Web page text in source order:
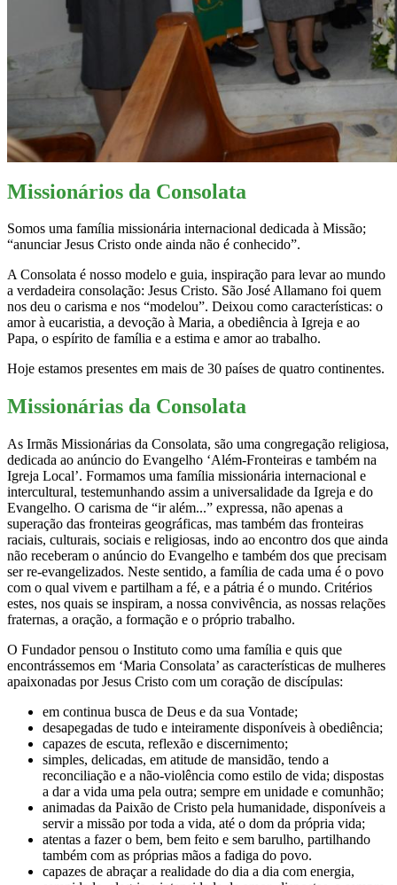
Missionários da Consolata
Somos uma família missionária internacional dedicada à Missão;
“anunciar Jesus Cristo onde ainda não é conhecido”.
A Consolata é nosso modelo e guia, inspiração para levar ao mundo
a verdadeira consolação: Jesus Cristo. São José Allamano foi quem
nos deu o carisma e nos “modelou”. Deixou como características: o
amor à eucaristia, a devoção à Maria, a obediência à Igreja e ao
Papa, o espírito de família e a estima e amor ao trabalho.
Hoje estamos presentes em mais de 30 países de quatro continentes.
Missionárias da Consolata
As Irmãs Missionárias da Consolata, são uma congregação religiosa,
dedicada ao anúncio do Evangelho ‘Além-Fronteiras e também na
Igreja Local’. Formamos uma família missionária internacional e
intercultural, testemunhando assim a universalidade da Igreja e do
Evangelho. O carisma de “ir além...” expressa, não apenas a
superação das fronteiras geográficas, mas também das fronteiras
raciais, culturais, sociais e religiosas, indo ao encontro dos que ainda
não receberam o anúncio do Evangelho e também dos que precisam
ser re-evangelizados. Neste sentido, a família de cada uma é o povo
com o qual vivem e partilham a fé, e a pátria é o mundo. Critérios
estes, nos quais se inspiram, a nossa convivência, as nossas relações
fraternas, a oração, a formação e o próprio trabalho.
O Fundador pensou o Instituto como uma família e quis que
encontrássemos em ‘Maria Consolata’ as características de mulheres
apaixonadas por Jesus Cristo com um coração de discípulas:
em continua busca de Deus e da sua Vontade;
desapegadas de tudo e inteiramente disponíveis à obediência;
capazes de escuta, reflexão e discernimento;
simples, delicadas, em atitude de mansidão, tendo a
reconciliação e a não-violência como estilo de vida; dispostas
a dar a vida uma pela outra; sempre em unidade e comunhão;
animadas da Paixão de Cristo pela humanidade, disponíveis a
servir a missão por toda a vida, até o dom da própria vida;
atentas a fazer o bem, bem feito e sem barulho, partilhando
também com as próprias mãos a fadiga do povo.
capazes de abraçar a realidade do dia a dia com energia,